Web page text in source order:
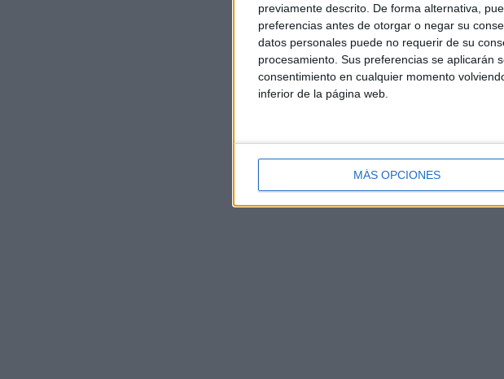
previamente descrito. De forma alternativa,
preferencias antes de otorgar o negar su
datos personales puede no requerir de su
procesamiento. Sus preferencias se aplicarán
consentimiento en cualquier momento
inferior de la página web.
MÁS OPCIONES